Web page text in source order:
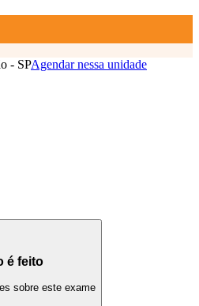
- SPAgendar nessa unidade
é feito
sobre este exame